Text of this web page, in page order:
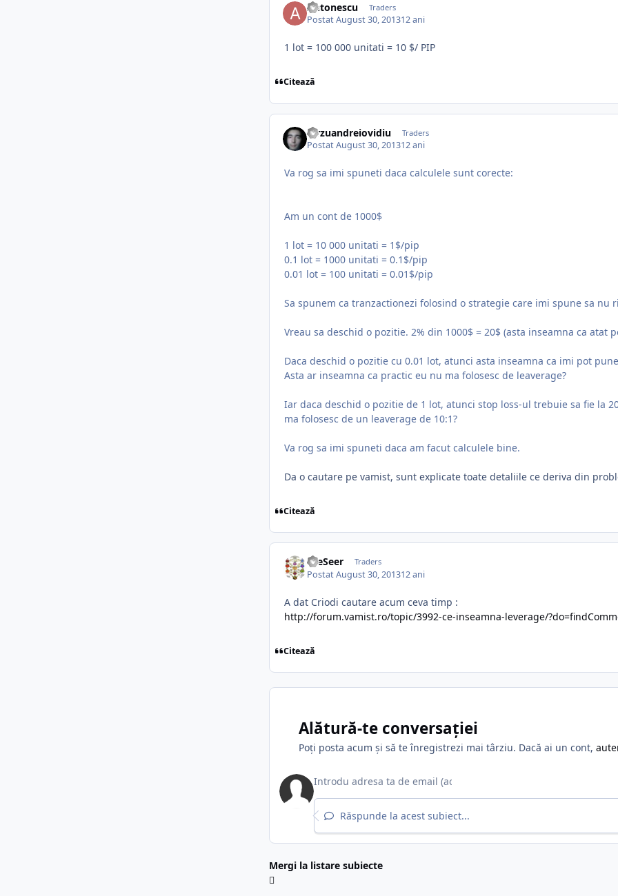
Antonescu Traders
PostatAugust 30, 201312 ani
1 lot = 100 000 unitati = 10 $/ PIP
Citează
dirzuandreiovidiu Traders
PostatAugust 30, 201312 ani
Va rog sa imi spuneti daca calculele sunt corecte:
Am un cont de 1000$
1 lot = 10 000 unitati = 1$/pip
0.1 lot = 1000 unitati = 0.1$/pip
0.01 lot = 100 unitati = 0.01$/pip
Sa spunem ca tranzactionezi folosind o strategie care imi spune sa nu
Vreau sa deschid o pozitie. 2% din 1000$ = 20$ (asta inseamna ca atat
Daca deschid o pozitie cu 0.01 lot, atunci asta inseamna ca imi pot
Asta ar inseamna ca practic eu nu ma folosesc de leaverage?
Iar daca deschid o pozitie de 1 lot, atunci stop loss-ul trebuie sa fie la
ma folosesc de un leaverage de 10:1?
Va rog sa imi spuneti daca am facut calculele bine.
Da o cautare pe vamist, sunt explicate toate detaliile ce deriva din
Citează
theSeer Traders
PostatAugust 30, 201312 ani
A dat Criodi cautare acum ceva timp :
http://forum.vamist.ro/topic/3992-ce-inseamna-leverage/
Citează
Alătură-te conversației
Poți posta acum și să te înregistrezi mai târziu. Dacă ai un cont,
Răspunde la acest subiect...
Mergi la listare subiecte